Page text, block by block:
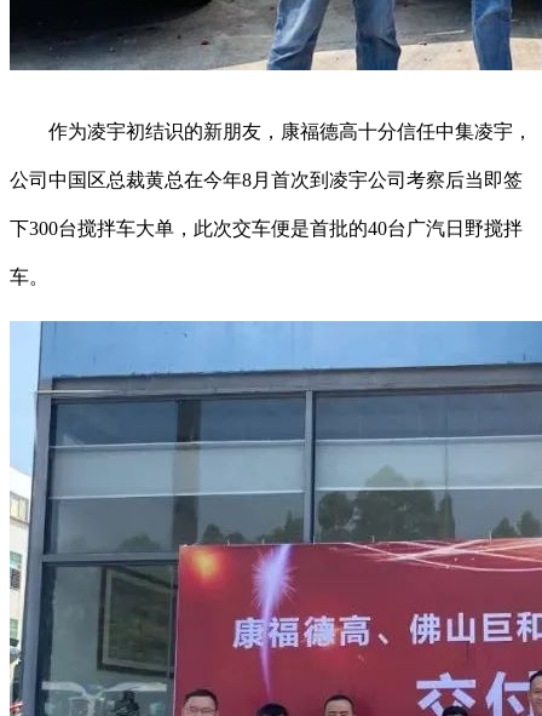
作为凌宇初结识的新朋友，康福德高十分信任中集凌宇，
公司中国区总裁黄总在今年8月首次到凌宇公司考察后当即签
下300台搅拌车大单，此次交车便是首批的40台广汽日野搅拌
车。